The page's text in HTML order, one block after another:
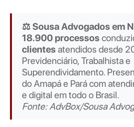
⚖️ Sousa Advogados em
18.900 processos
clientesatendidos desde
Previdenciário, Trabalhista e
Superendividamento.
do Amapá e Pará com
e digital em todo o Brasil.
Fonte: AdvBox/Sousa